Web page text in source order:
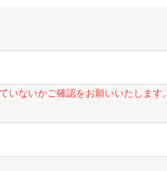
ないかご確認をお願いいたします。